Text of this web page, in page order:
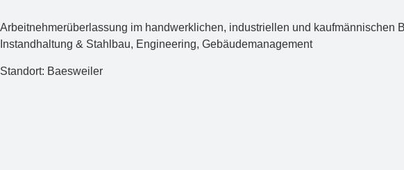
Arbeitnehmerüberlassung im handwerklichen, industriellen und kaufmännischen
Instandhaltung & Stahlbau, Engineering, Gebäudemanagement
Standort: Baesweiler